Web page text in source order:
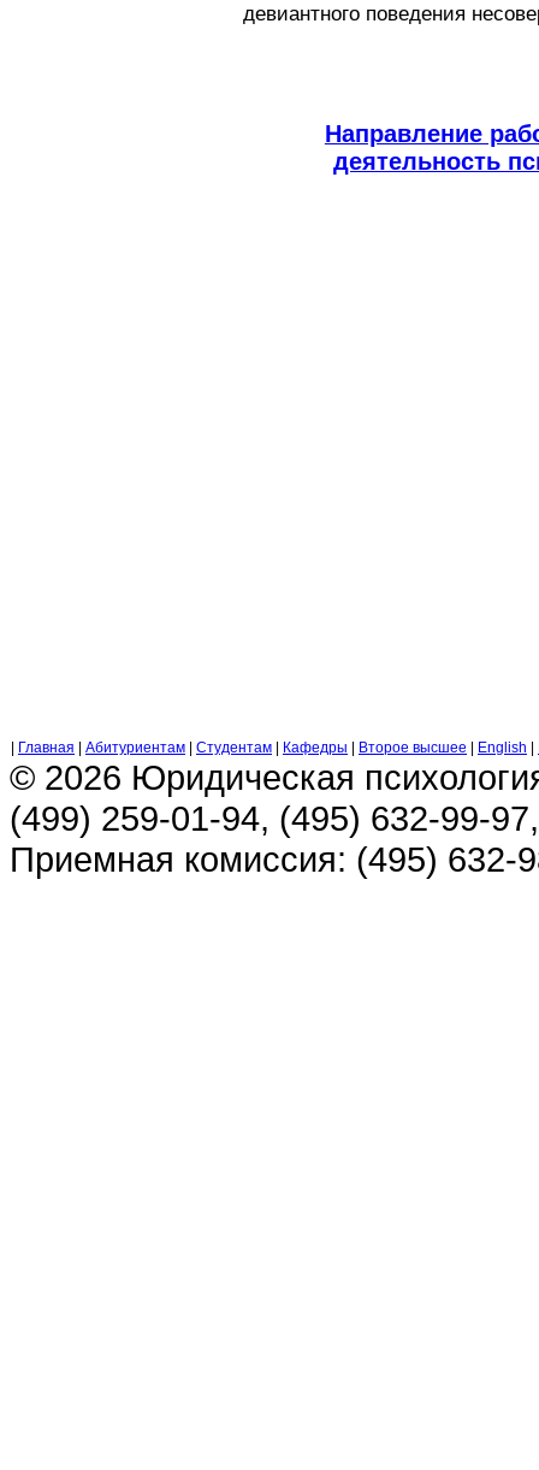
девиантного поведения
Направление
деятельность
Главная Абитуриентам Студентам Кафедры Второе высшее English
© 2026 Юридическая
(499) 259-01-94, (495) 632-99-
Приемная комиссия: (495) 632-